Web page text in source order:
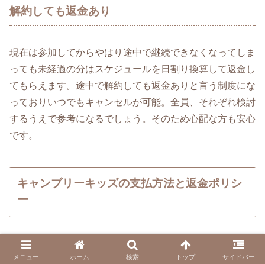
解約しても返金あり
現在は参加してからやはり途中で継続できなくなってしま
っても未経過の分はスケジュールを日割り換算して返金し
てもらえます。途中で解約しても返金ありと言う制度にな
っておりいつでもキャンセルが可能。全員、それぞれ検討
するうえで参考になるでしょう。そのため心配な方も安心
です。
キャンブリーキッズの支払方法と返金ポリシ
ー
Cambly Kids（キャンブリーキッズ）の
支払方法と返金ポ
リシーを、公式情報ベースでわかりやすくまとめます。
メニュー ホーム 検索 トップ サイドバー